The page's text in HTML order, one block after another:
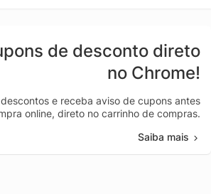
de desconto direto
no Chrome!
e receba aviso de cupons antes
online, direto no carrinho de compras.
Saiba mais